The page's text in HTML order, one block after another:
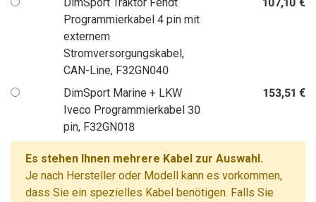
Programmierkabel 4 pin mit
externem
Stromversorgungskabel,
CAN-Line, F32GN040
DimSport Marine + LKW
Iveco Programmierkabel 30
pin, F32GN018
153,51 €
Es stehen Ihnen mehrere Kabel zur Auswahl.
Je nach Hersteller oder Modell kann es vorkommen,
dass Sie ein spezielles Kabel benötigen. Falls Sie